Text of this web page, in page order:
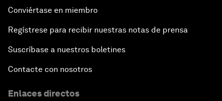
Conviértase en miembro
Regístrese para recibir nuestras notas de prensa
Suscríbase a nuestros boletines
Contacte con nosotros
Enlaces directos